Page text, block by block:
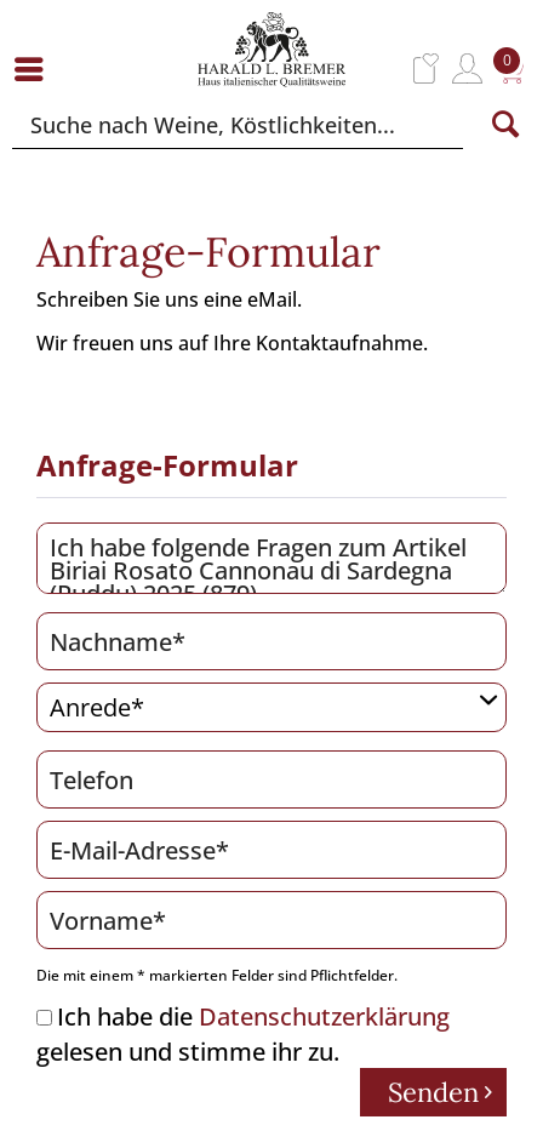
0
Anfrage-Formular
Schreiben Sie uns eine eMail.
Wir freuen uns auf Ihre Kontaktaufnahme.
Anfrage-Formular
Die mit einem * markierten Felder sind Pflichtfelder.
Ich habe die Datenschutzerklärung
gelesen und stimme ihr zu.
Senden